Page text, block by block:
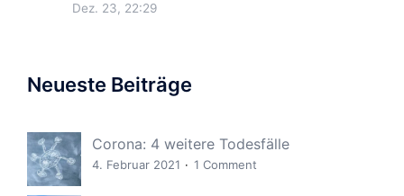
Dez. 23, 22:29
Neueste Beiträge
Corona: 4 weitere Todesfälle
4. Februar 2021 1 Comment